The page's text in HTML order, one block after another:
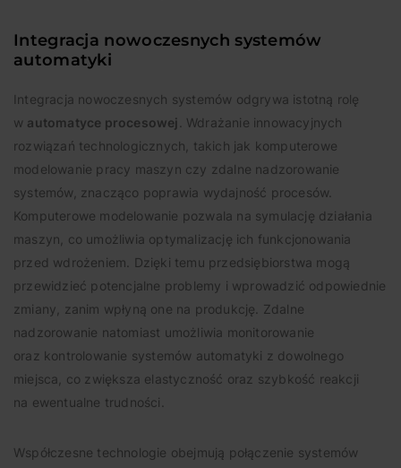
Integracja nowoczesnych systemów
automatyki
Integracja nowoczesnych systemów odgrywa istotną rolę
w automatyce procesowej . Wdrażanie innowacyjnych
rozwiązań technologicznych, takich jak komputerowe
modelowanie pracy maszyn czy zdalne nadzorowanie
systemów, znacząco poprawia wydajność procesów.
Komputerowe modelowanie pozwala na symulację działania
maszyn, co umożliwia optymalizację ich funkcjonowania
przed wdrożeniem. Dzięki temu przedsiębiorstwa mogą
przewidzieć potencjalne problemy i wprowadzić odpowiednie
zmiany, zanim wpłyną one na produkcję. Zdalne
nadzorowanie natomiast umożliwia monitorowanie
oraz kontrolowanie systemów automatyki z dowolnego
miejsca, co zwiększa elastyczność oraz szybkość reakcji
na ewentualne trudności.
Współczesne technologie obejmują połączenie systemów